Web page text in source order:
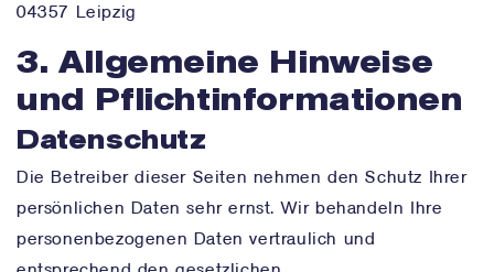
04357 Leipzig
3. Allgemeine Hinweise
und Pflicht­informationen
Datenschutz
Die Betreiber dieser Seiten nehmen den Schutz Ihrer
persönlichen Daten sehr ernst. Wir behandeln Ihre
personenbezogenen Daten vertraulich und